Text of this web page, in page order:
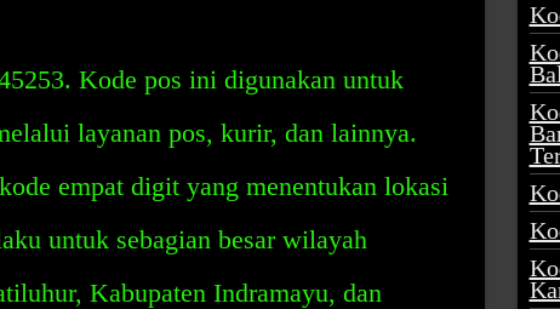
Kode pos ini digunakan untuk
layanan pos, kurir, dan lainnya.
empat digit yang menentukan lokasi
untuk sebagian besar wilayah
Kabupaten Indramayu, dan